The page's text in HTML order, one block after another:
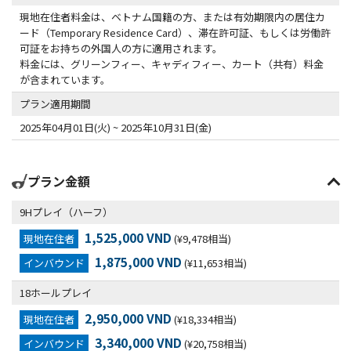
現地在住者料金は、ベトナム国籍の方、または有効期限内の居住カ
ード（Temporary Residence Card）、滞在許可証、もしくは労働許
可証をお持ちの外国人の方に適用されます。
料金には、グリーンフィー、キャディフィー、カート（共有）料金
が含まれています。
プラン適用期間
2025年04月01日(火) ~ 2025年10月31日(金)
プラン金額
9Hプレイ（ハーフ）
現地在住者
1,525,000 VND (¥9,478相当)
インバウンド
1,875,000 VND (¥11,653相当)
18ホールプレイ
現地在住者
2,950,000 VND (¥18,334相当)
インバウンド
3,340,000 VND (¥20,758相当)